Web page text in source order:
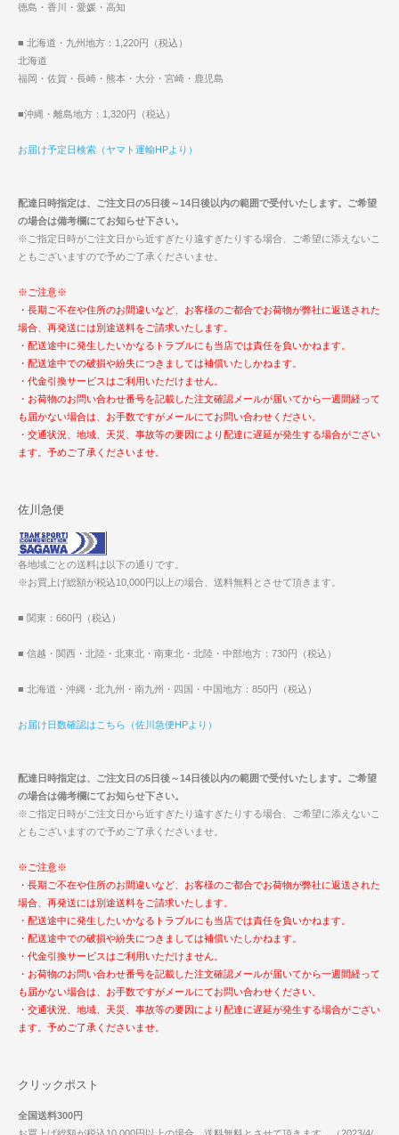
徳島・香川・愛媛・高知
■ 北海道・九州地方：1,220円（税込）
北海道
福岡・佐賀・長崎・熊本・大分・宮崎・鹿児島
■沖縄・離島地方：1,320円（税込）
お届け予定日検索（ヤマト運輸HPより）
配達日時指定は、ご注文日の5日後～14日後以内の範囲で受付いたします。ご希望
の場合は備考欄にてお知らせ下さい。
※ご指定日時がご注文日から近すぎたり遠すぎたりする場合、ご希望に添えないこ
ともございますので予めご了承くださいませ。
※ご注意※
・長期ご不在や住所のお間違いなど、お客様のご都合でお荷物が弊社に返送された
場合、再発送には別途送料をご請求いたします。
・配送途中に発生したいかなるトラブルにも当店では責任を負いかねます。
・配送途中での破損や紛失につきましては補償いたしかねます。
・代金引換サービスはご利用いただけません。
・お荷物のお問い合わせ番号を記載した注文確認メールが届いてから一週間経って
も届かない場合は、お手数ですがメールにてお問い合わせください。
・交通状況、地域、天災、事故等の要因により配達に遅延が発生する場合がござい
ます。予めご了承くださいませ。
佐川急便
各地域ごとの送料は以下の通りです。
※お買上げ総額が税込10,000円以上の場合、送料無料とさせて頂きます。
■ 関東：660円（税込）
■ 信越・関西・北陸・北東北・南東北・北陸・中部地方：730円（税込）
■ 北海道・沖縄・北九州・南九州・四国・中国地方：850円（税込）
お届け日数確認はこちら（佐川急便HPより）
配達日時指定は、ご注文日の5日後～14日後以内の範囲で受付いたします。ご希望
の場合は備考欄にてお知らせ下さい。
※ご指定日時がご注文日から近すぎたり遠すぎたりする場合、ご希望に添えないこ
ともございますので予めご了承くださいませ。
※ご注意※
・長期ご不在や住所のお間違いなど、お客様のご都合でお荷物が弊社に返送された
場合、再発送には別途送料をご請求いたします。
・配送途中に発生したいかなるトラブルにも当店では責任を負いかねます。
・配送途中での破損や紛失につきましては補償いたしかねます。
・代金引換サービスはご利用いただけません。
・お荷物のお問い合わせ番号を記載した注文確認メールが届いてから一週間経って
も届かない場合は、お手数ですがメールにてお問い合わせください。
・交通状況、地域、天災、事故等の要因により配達に遅延が発生する場合がござい
ます。予めご了承くださいませ。
クリックポスト
全国送料300円